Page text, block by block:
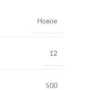
Новое
12
500